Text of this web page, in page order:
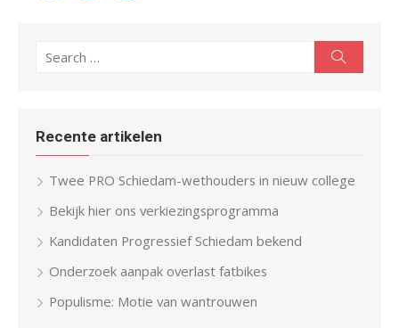
for:
Recente artikelen
Twee PRO Schiedam-wethouders in nieuw college
Bekijk hier ons verkiezingsprogramma
Kandidaten Progressief Schiedam bekend
Onderzoek aanpak overlast fatbikes
Populisme: Motie van wantrouwen